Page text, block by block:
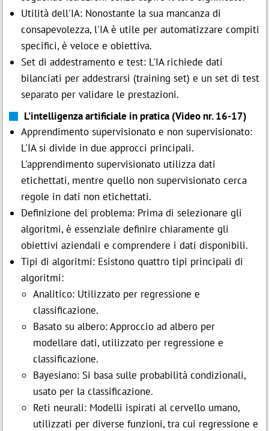
Utilità dell'IA: Nonostante la sua mancanza di
consapevolezza, l'IA è utile per automatizzare compiti
specifici, è veloce e obiettiva.
Set di addestramento e test: L'IA richiede dati
bilanciati per addestrarsi (training set) e un set di test
separato per validare le prestazioni.
L'intelligenza artificiale in pratica (Video nr. 16-17)
Apprendimento supervisionato e non supervisionato:
L'IA si divide in due approcci principali.
L'apprendimento supervisionato utilizza dati
etichettati, mentre quello non supervisionato cerca
regole in dati non etichettati.
Definizione del problema: Prima di selezionare gli
algoritmi, è essenziale definire chiaramente gli
obiettivi aziendali e comprendere i dati disponibili.
Tipi di algoritmi: Esistono quattro tipi principali di
algoritmi:
Analitico: Utilizzato per regressione e
classificazione.
Basato su albero: Approccio ad albero per
modellare dati, utilizzato per regressione e
classificazione.
Bayesiano: Si basa sulle probabilità condizionali,
usato per la classificazione.
Reti neurali: Modelli ispirati al cervello umano,
utilizzati per diverse funzioni, tra cui regressione e